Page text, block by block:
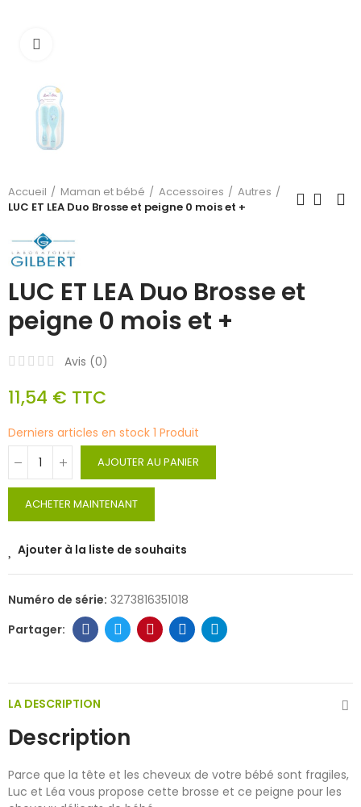
Accueil Maman et bébé Accessoires
Autres
LUC ET LEA Duo Brosse et peigne 0 mois et +
LUC ET LEA Duo Brosse et
peigne 0 mois et +
Avis (0)
11,54 € TTC
Derniers articles en stock 1 Produit
AJOUTER AU PANIER
ACHETER MAINTENANT
Ajouter à la liste de souhaits
Numéro de série: 3273816351018
LA DESCRIPTION
Description
Parce que la tête et les cheveux de votre bébé sont fragiles,
Luc et Léa vous propose cette brosse et ce peigne pour les